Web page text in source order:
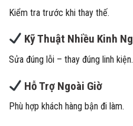
Kiểm tra trước khi thay thế.
Kỹ Thuật Nhiều Kinh
Sửa đúng lỗi – thay đúng linh kiện.
Hỗ Trợ Ngoài Giờ
Phù hợp khách hàng bận đi làm.